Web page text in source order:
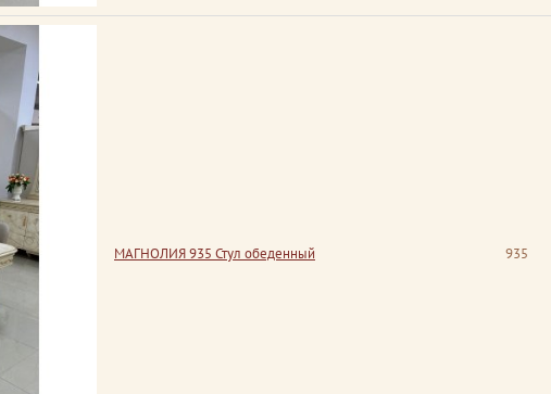
МАГНОЛИЯ 935 Стул обеденный 935